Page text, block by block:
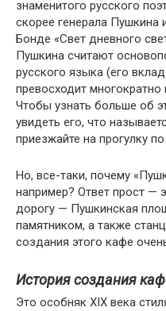
знаменитого русского
скорее генерала
Бонде «Свет дневного
Пушкина считают
русского языка (его
превосходит
Чтобы узнать больше об
увидеть его, что
приезжайте на прогулку
Но, все-таки, почему
например? Ответ прост —
дорогу — Пушкинская
памятником, а также
создания этого кафе
История создания
Это особняк XIX века